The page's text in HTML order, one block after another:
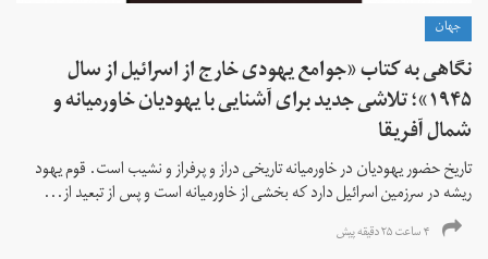
جهان
نگاهی به کتاب «جوامع یهودی خارج از اسرائیل از سال
۱۹۴۵»؛ تلاشی جدید برای آشنایی با یهودیان خاورمیانه و
شمال آفریقا
تاریخ حضور یهودیان در خاورمیانه تاریخی دراز و پرفراز و نشیب است. قوم یهود
ریشه در سرزمین اسرائیل دارد که بخشی از خاورمیانه است و پس از تبعید از...
۴ ساعت ۲۵ دقیقه پیش